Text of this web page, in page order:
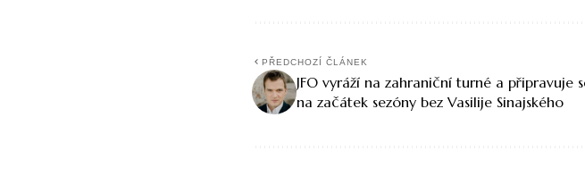
PŘEDCHOZÍ ČLÁNEK
JFO vyráží na zahraniční turné a připravuje
na začátek sezóny bez Vasilije Sinajského